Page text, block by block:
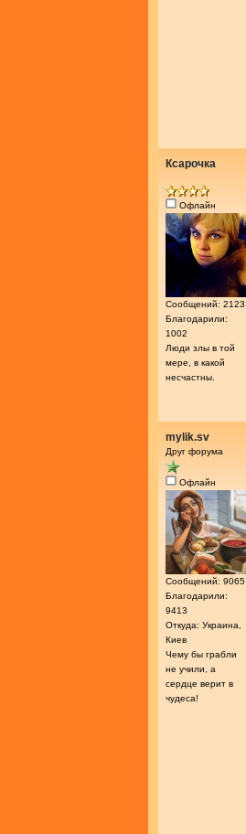
Ксарочка
Офлайн
Сообщений: 2123
Благодарили:
1002
Люди злы в той
мере, в какой
несчастны.
mylik.sv
Друг форума
Офлайн
Сообщений: 9065
Благодарили:
9413
Откуда: Украина,
Киев
Чему бы грабли
не учили, а
сердце верит в
чудеса!